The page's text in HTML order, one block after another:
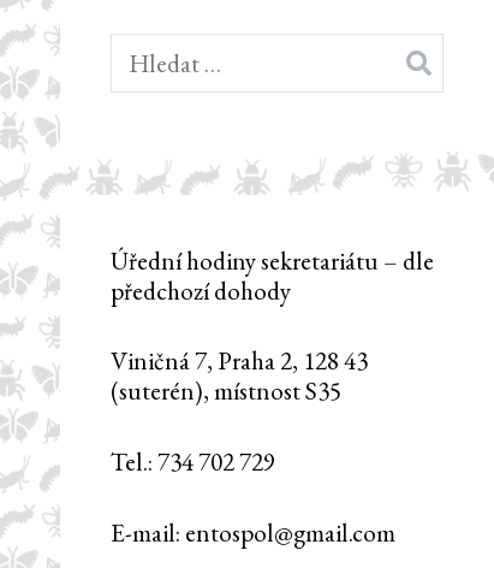
Vyhledávání
Úřední hodiny sekretariátu – dle
předchozí dohody
Viničná 7, Praha 2, 128 43
(suterén), místnost S35
Tel.: 734 702 729
E-mail: entospol@gmail.com